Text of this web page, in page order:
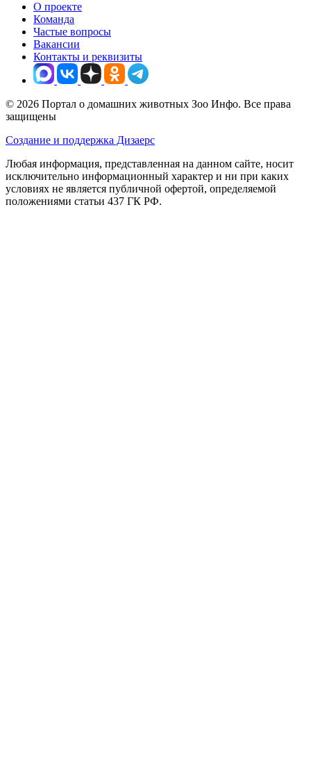
О проекте
Команда
Частые вопросы
Вакансии
Контакты и реквизиты
© 2026 Портал о домашних животных Зоо Инфо. Все права
защищены
Создание и поддержка Дизаерс
Любая информация, представленная на данном сайте, носит
исключительно информационный характер и ни при каких
условиях не является публичной офертой, определяемой
положениями статьи 437 ГК РФ.